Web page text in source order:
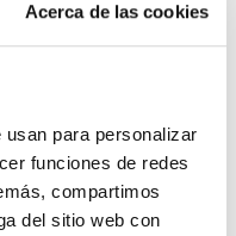
Acerca de las cookies
para personalizar
funciones de redes
compartimos
del sitio web con
la que pienso.
no comparta con